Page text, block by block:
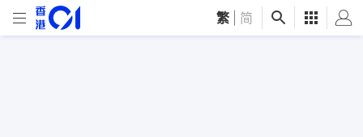
繁 简